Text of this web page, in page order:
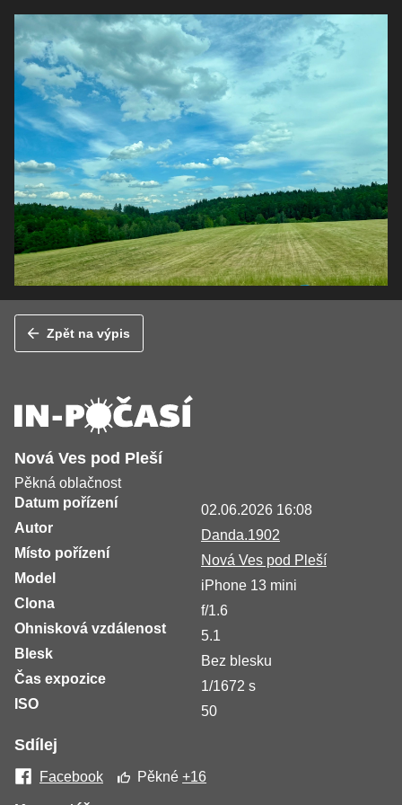
Zpět na výpis
Nová Ves pod Pleší
Pěkná oblačnost
Datum pořízení
02.06.2026 16:08
Autor
Danda.1902
Místo pořízení
Nová Ves pod Pleší
Model
iPhone 13 mini
Clona
f/1.6
Ohnisková vzdálenost
5.1
Blesk
Bez blesku
Čas expozice
1/1672 s
ISO
50
Sdílej
Facebook Pěkné+16